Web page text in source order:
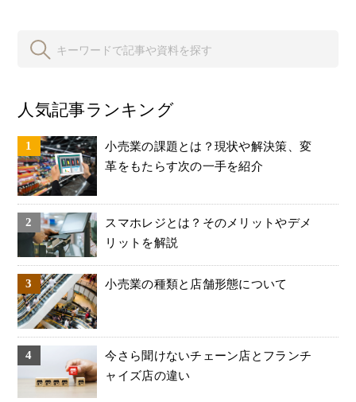
人気記事ランキング
小売業の課題とは？現状や解決策、変
革をもたらす次の一手を紹介
スマホレジとは？そのメリットやデメ
リットを解説
小売業の種類と店舗形態について
今さら聞けないチェーン店とフランチ
ャイズ店の違い